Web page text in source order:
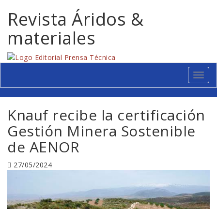
Revista Áridos &
materiales
Menú
Knauf recibe la certificación
Gestión Minera Sostenible
de AENOR
27/05/2024